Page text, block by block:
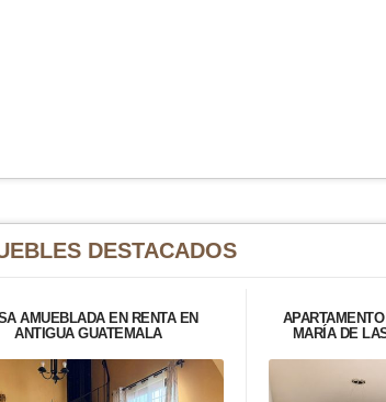
DESTACADOS
AMUEBLADA EN RENTA EN
ANTIGUA GUATEMALA
MARÍA DE